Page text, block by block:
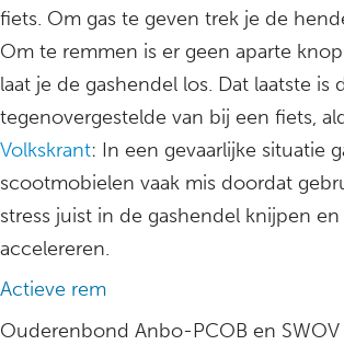
fiets. Om gas te geven trek je de
Om te remmen is er geen aparte
laat je de gashendel los. Dat laatste is
tegenovergestelde van bij een fiets,
Volkskrant: In een gevaarlijke situatie
scootmobielen vaak mis doordat
stress juist in de gashendel knijpen
accelereren.
Actieve rem
Ouderenbond Anbo-PCOB en